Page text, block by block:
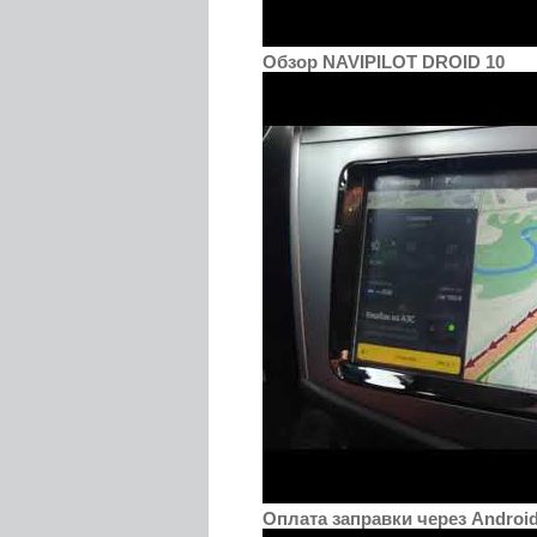
Обзор NAVIPILOT DROID 10
Оплата заправки через